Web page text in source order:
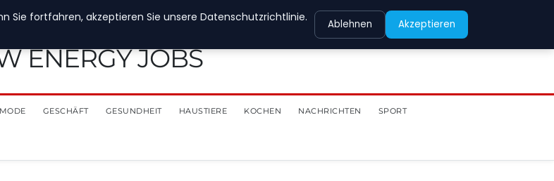
ENERGY JOBS
GESCHÄFT GESUNDHEIT HAUSTIERE KOCHEN NACHRICHTEN SPORT
Sie fortfahren, akzeptieren Sie unsere Datenschutzrichtlinie.
Ablehnen Akzeptieren